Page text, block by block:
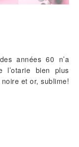
années 60 n’a
bien plus
et or, sublime!